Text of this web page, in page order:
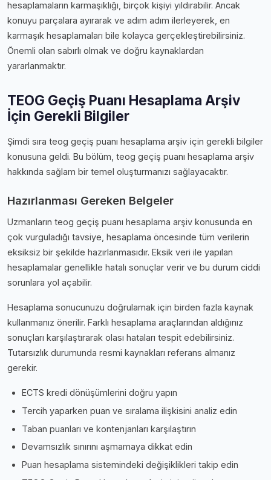
hesaplamaların karmaşıklığı, birçok kişiyi yıldırabilir. Ancak
konuyu parçalara ayırarak ve adım adım ilerleyerek, en
karmaşık hesaplamaları bile kolayca gerçekleştirebilirsiniz.
Önemli olan sabırlı olmak ve doğru kaynaklardan
yararlanmaktır.
TEOG Geçiş Puanı Hesaplama Arşiv
İçin Gerekli Bilgiler
Şimdi sıra teog geçiş puanı hesaplama arşiv i̇çin gerekli bilgiler
konusuna geldi. Bu bölüm, teog geçiş puanı hesaplama arşiv
hakkında sağlam bir temel oluşturmanızı sağlayacaktır.
Hazırlanması Gereken Belgeler
Uzmanların teog geçiş puanı hesaplama arşiv konusunda en
çok vurguladığı tavsiye, hesaplama öncesinde tüm verilerin
eksiksiz bir şekilde hazırlanmasıdır. Eksik veri ile yapılan
hesaplamalar genellikle hatalı sonuçlar verir ve bu durum ciddi
sorunlara yol açabilir.
Hesaplama sonucunuzu doğrulamak için birden fazla kaynak
kullanmanız önerilir. Farklı hesaplama araçlarından aldığınız
sonuçları karşılaştırarak olası hataları tespit edebilirsiniz.
Tutarsızlık durumunda resmi kaynakları referans almanız
gerekir.
ECTS kredi dönüşümlerini doğru yapın
Tercih yaparken puan ve sıralama ilişkisini analiz edin
Taban puanları ve kontenjanları karşılaştırın
Devamsızlık sınırını aşmamaya dikkat edin
Puan hesaplama sistemindeki değişiklikleri takip edin